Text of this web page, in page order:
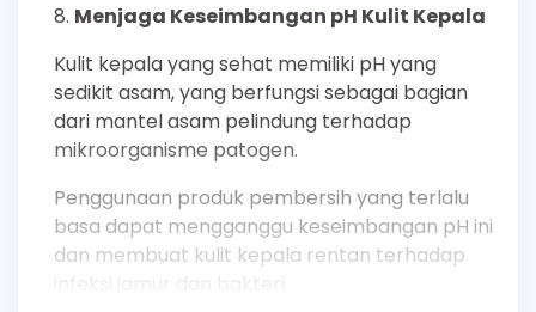
Menjaga Keseimbangan pH Kulit Kepala
Kulit kepala yang sehat memiliki pH yang
sedikit asam, yang berfungsi sebagai bagian
dari mantel asam pelindung terhadap
mikroorganisme patogen.
Penggunaan produk pembersih yang terlalu
basa dapat mengganggu keseimbangan pH ini
dan membuat kulit kepala rentan terhadap
infeksi jamur dan bakteri.